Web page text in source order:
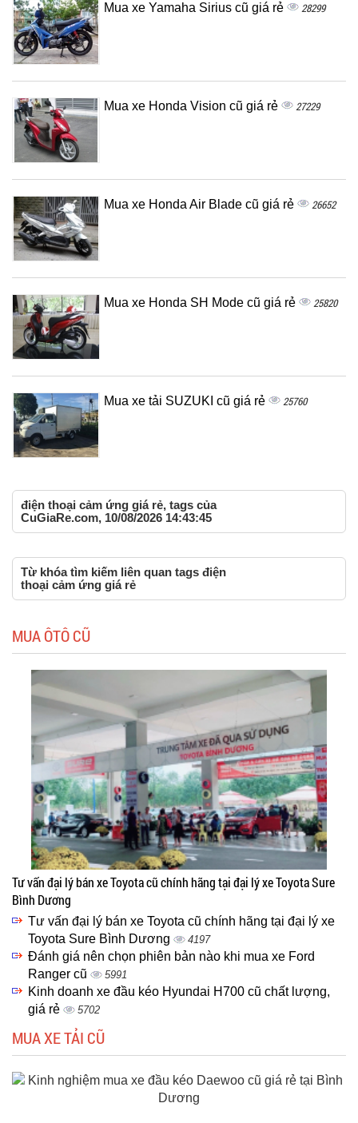
Mua xe Yamaha Sirius cũ giá rẻ 28299
Mua xe Honda Vision cũ giá rẻ 27229
Mua xe Honda Air Blade cũ giá rẻ 26652
Mua xe Honda SH Mode cũ giá rẻ 25820
Mua xe tải SUZUKI cũ giá rẻ 25760
điện thoại cảm ứng giá rẻ, tags của
CuGiaRe.com, 10/08/2026 14:43:45
Từ khóa tìm kiếm liên quan tags điện
thoại cảm ứng giá rẻ
MUA ÔTÔ CŨ
Tư vấn đại lý bán xe Toyota cũ chính hãng tại đại lý xe Toyota Sure
Bình Dương
Tư vấn đại lý bán xe Toyota cũ chính hãng tại đại lý xe
Toyota Sure Bình Dương
4197
Đánh giá nên chọn phiên bản nào khi mua xe Ford
Ranger cũ
5991
Kinh doanh xe đầu kéo Hyundai H700 cũ chất lượng,
giá rẻ
5702
MUA XE TẢI CŨ